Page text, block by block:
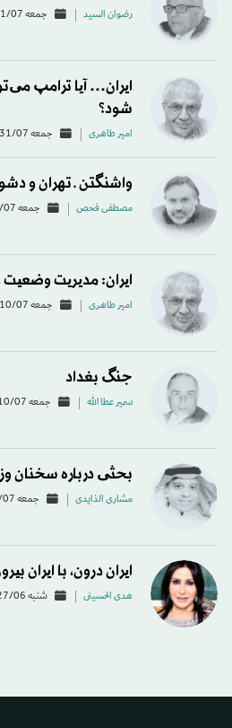
رضوان السید جمعه 31/07 - 13:13
ایران… آیا ترامپ
شود؟
امیر طاهری جمعه 31/07 - 13:11
واشنگتن ـ تهران و
مصطفی فحص جمعه 31/07 - 13:10
ایران: مدیریت
امیر طاهری جمعه 10/07 - 18:23
جنگ بغداد
سمير عطا الله جمعه 10/07 - 18:17
بحثی درباره سخنان
مشاری الذایدی جمعه 10/07 - 18:15
ایران درون، با ایران
هدی الحسینی شنبه 27/06 - 16:04